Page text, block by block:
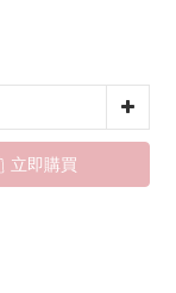
立即購買